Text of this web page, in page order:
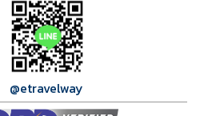
@etravelway